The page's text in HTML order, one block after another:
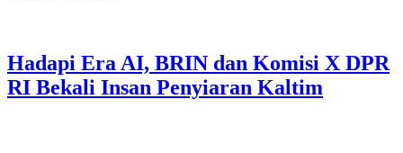
Hadapi Era AI, BRIN dan Komisi X DPR
RI Bekali Insan Penyiaran Kaltim